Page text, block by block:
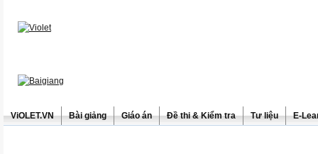
ViOLET.VN Bài giảng Giáo án Đề thi & Kiểm tra Tư liệu E-